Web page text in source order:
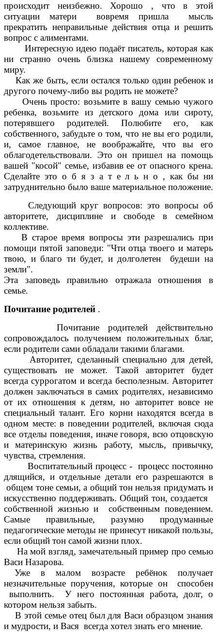
происходит неизбежно. Хорошо , что в этой
ситуации матери вовремя пришла мысль
прекратить неправильные действия отца и решить
вопрос с алиментами.
Интересную идею подаёт писатель, которая как
ни странно очень близка нашему современному
миру.
Как же быть, если остался только один ребенок и
другого почему-либо вы родить не можете?
Очень просто: возьмите в вашу семью чужого
ребенка, возьмите из детского дома или сироту,
потерявшего родителей. Полюбите его, как
собственного, забудьте о том, что не вы его родили,
и, самое главное, не воображайте, что вы его
облагодетельствовали. Это он пришел на помощь
вашей "косой" семье, избавив ее от опасного крена.
Сделайте это о б я з а т е л ь н о , как бы ни
затруднительно было ваше материальное положение.
Следующий круг вопросов: это вопросы об
авторитете, дисциплине и свободе в семейном
коллективе.
В старое время вопросы эти разрешались при
помощи пятой заповеди: "Чти отца твоего и матерь
твою, и благо ти будет, и долголетен будеши на
земли".
Эта заповедь правильно отражала отношения в
семье.
Почитание родителей .
Почитание родителей действительно
сопровождалось получением положительных благ,
если родители сами обладали такими благами.
Авторитет, сделанный специально для детей,
существовать не может. Такой авторитет будет
всегда суррогатом и всегда бесполезным. Авторитет
должен заключаться в самих родителях, независимо
от их отношения к детям, но авторитет вовсе не
специальный талант. Его корни находятся всегда в
одном месте: в поведении родителей, включая сюда
все отделы поведения, иначе говоря, всю отцовскую
и материнскую жизнь работу, мысль, привычку,
чувства, стремления.
Воспитательный процесс - процесс постоянно
длящийся, и отдельные детали его разрешаются в
общем тоне семьи, а общий тон нельзя придумать и
искусственно поддерживать. Общий тон, создается
собственной жизнью и собственным поведением.
Самые правильные, разумно продуманные
педагогические методы не принесут никакой пользы,
если общий тон самой жизни плох.
На мой взгляд, замечательный пример про семью
Васи Назарова.
Уже в малом возрасте ребёнок получает
незначительные поручения, которые он способен
выполнить. У него постоянная работа, долг, о
котором нельзя забыть.
В этой семье отец был для Васи образцом знания
и мудрости, и Вася всегда хотел знать его мнение.